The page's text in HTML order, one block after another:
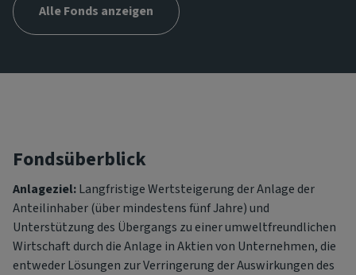
Alle Fonds anzeigen
Fondsüberblick
Anlageziel:Langfristige Wertsteigerung der Anlage der
Anteilinhaber (über mindestens fünf Jahre) und
Unterstützung des Übergangs zu einer umweltfreundlichen
Wirtschaft durch die Anlage in Aktien von Unternehmen, die
entweder Lösungen zur Verringerung der Auswirkungen des